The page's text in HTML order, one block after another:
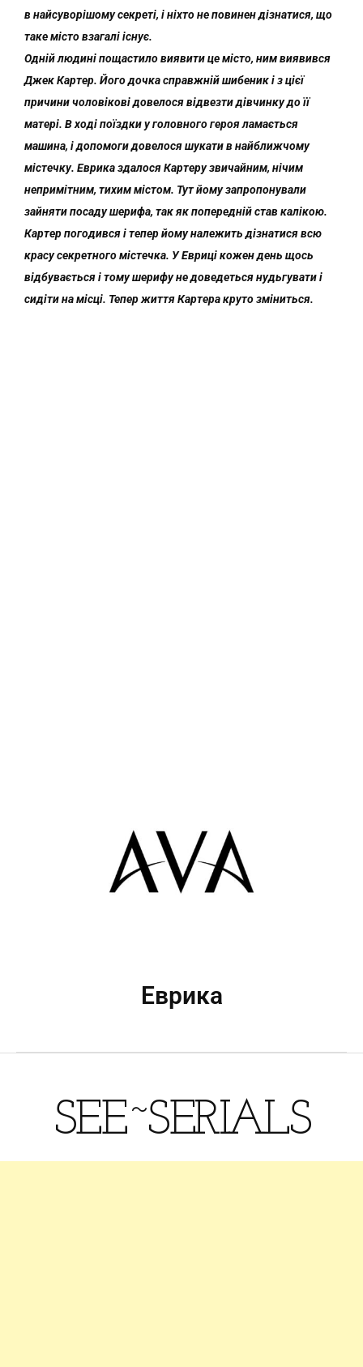
в найсуворішому секреті, і ніхто не повинен дізнатися, що
таке місто взагалі існує.
Одній людині пощастило виявити це місто, ним виявився
Джек Картер. Його дочка справжній шибеник і з цієї
причини чоловікові довелося відвезти дівчинку до її
матері. В ході поїздки у головного героя ламається
машина, і допомоги довелося шукати в найближчому
містечку. Еврика здалося Картеру звичайним, нічим
непримітним, тихим містом. Тут йому запропонували
зайняти посаду шерифа, так як попередній став калікою.
Картер погодився і тепер йому належить дізнатися всю
красу секретного містечка. У Евриці кожен день щось
відбувається і тому шерифу не доведеться нудьгувати і
сидіти на місці. Тепер життя Картера круто зміниться.
Еврика
SEE~SERIALS